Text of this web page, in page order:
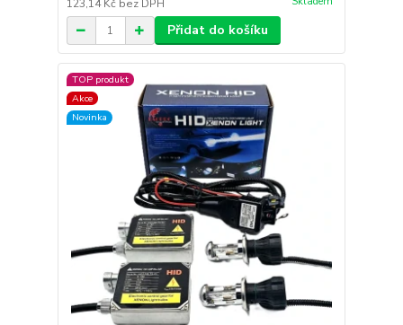
123,14 Kč bez DPH
Přidat do košíku
TOP produkt
Akce
Novinka